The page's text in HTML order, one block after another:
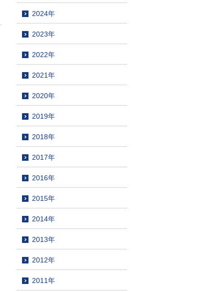
2024年
2023年
2022年
2021年
2020年
2019年
2018年
2017年
2016年
2015年
2014年
2013年
2012年
2011年